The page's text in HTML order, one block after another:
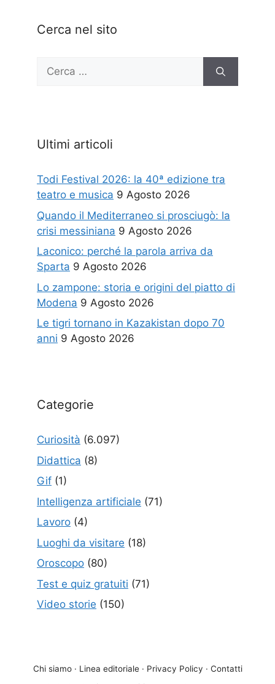
Cerca nel sito
Ricerca
Ultimi articoli
Todi Festival 2026: la 40ª edizione tra
teatro e musica 9 Agosto 2026
Quando il Mediterraneo si prosciugò: la
crisi messiniana 9 Agosto 2026
Laconico: perché la parola arriva da
Sparta 9 Agosto 2026
Lo zampone: storia e origini del piatto di
Modena 9 Agosto 2026
Le tigri tornano in Kazakistan dopo 70
anni 9 Agosto 2026
Categorie
Curiosità (6.097)
Didattica (8)
Gif (1)
Intelligenza artificiale (71)
Lavoro (4)
Luoghi da visitare (18)
Oroscopo (80)
Test e quiz gratuiti (71)
Video storie (150)
Chi siamo · Linea editoriale · Privacy Policy · Contatti